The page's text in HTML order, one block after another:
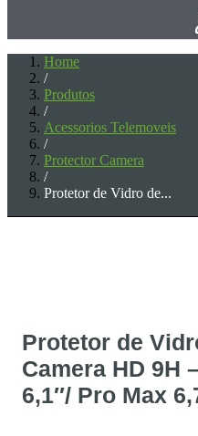
Home
/
Produtos
/
Acessorios Telemoveis
/
Protector Camera
/
Protetor de Vidro de...
Protetor de
Camera HD 9H
6,1″/ Pro Max